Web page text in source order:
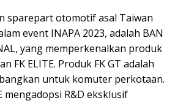
sparepart otomotif asal Taiwan
event INAPA 2023, adalah BAN
yang memperkenalkan produk
FK ELITE. Produk FK GT adalah
untuk komuter perkotaan.
mengadopsi R&D eksklusif